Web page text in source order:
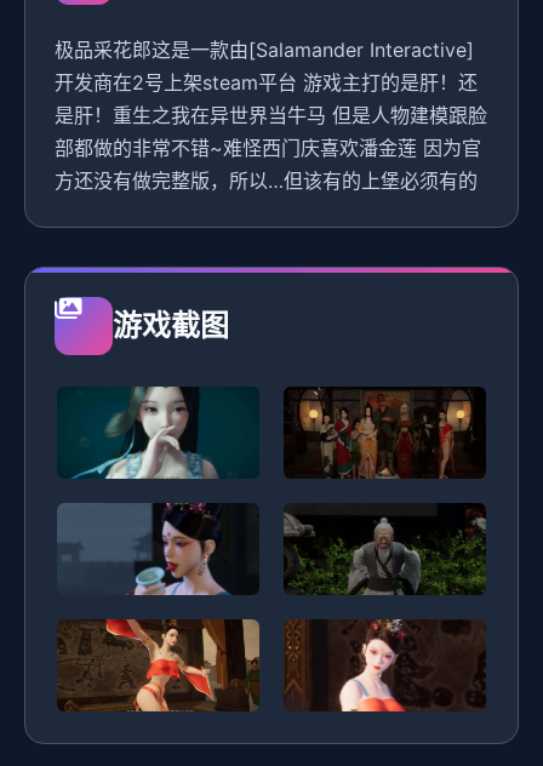
极品采花郎这是一款由[Salamander Interactive]
开发商在2号上架steam平台 游戏主打的是肝！还
是肝！重生之我在异世界当牛马 但是人物建模跟脸
部都做的非常不错~难怪西门庆喜欢潘金莲 因为官
方还没有做完整版，所以…但该有的上堡必须有的
游戏截图